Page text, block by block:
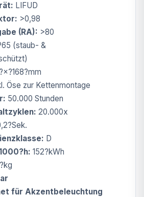
LIFUD
>0,98
(RA): >80
(staub- &
Öse zur Kettenmontage
50.000 Stunden
20.000x
D
152?kWh
für Akzentbeleuchtung